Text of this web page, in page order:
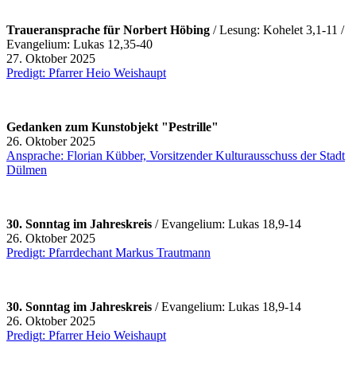
Traueransprache für Norbert Höbing / Lesung: Kohelet 3,1-11 /
Evangelium: Lukas 12,35-40
27. Oktober 2025
Predigt: Pfarrer Heio Weishaupt
Gedanken zum Kunstobjekt "Pestrille"
26. Oktober 2025
Ansprache: Florian Kübber, Vorsitzender Kulturausschuss der Stadt
Dülmen
30. Sonntag im Jahreskreis / Evangelium: Lukas 18,9-14
26. Oktober 2025
Predigt: Pfarrdechant Markus Trautmann
30. Sonntag im Jahreskreis / Evangelium: Lukas 18,9-14
26. Oktober 2025
Predigt: Pfarrer Heio Weishaupt